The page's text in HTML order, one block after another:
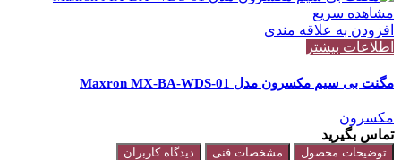
مشاهده سریع
افزودن به علاقه مندی
اطلاعات بیشتر
مگنت بی سیم مکسرون مدل Maxron MX-BA-WDS-01
مکسرون
تماس بگیرید
توضیحات محصول مشخصات فنی
دیدگاه کاربران